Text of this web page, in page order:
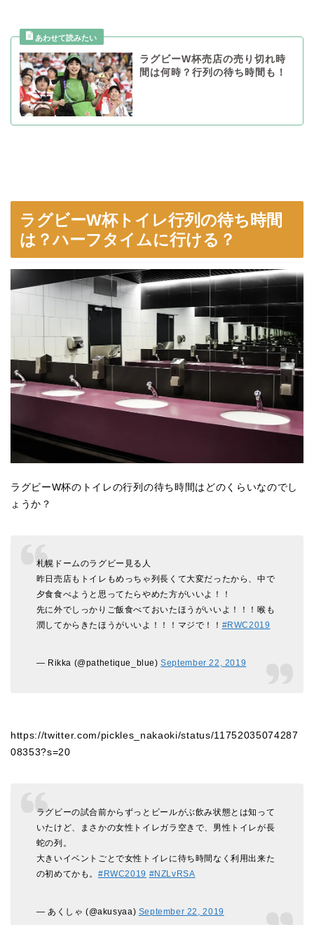
ラグビーW杯売店の売り切れ時
間は何時？行列の待ち時間も！
ラグビーW杯トイレ行列の待ち時間
は？ハーフタイムに行ける？
ラグビーW杯のトイレの行列の待ち時間はどのくらいなのでし
ょうか？
札幌ドームのラグビー見る人
昨日売店もトイレもめっちゃ列長くて大変だったから、中で
夕食食べようと思ってたらやめた方がいいよ！！
先に外でしっかりご飯食べておいたほうがいいよ！！！喉も
潤してからきたほうがいいよ！！！マジで！！ #RWC2019
— Rikka (@pathetique_blue)September 22, 2019
https://twitter.com/pickles_nakaoki/status/11752035074287
08353?s=20
ラグビーの試合前からずっとビールがぶ飲み状態とは知って
いたけど、まさかの女性トイレガラ空きで、男性トイレが長
蛇の列。
大きいイベントごとで女性トイレに待ち時間なく利用出来た
の初めてかも。#RWC2019 #NZLvRSA
— あくしゃ (@akusyaa) September 22, 2019